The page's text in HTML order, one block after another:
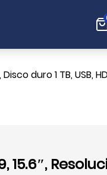
duro 1 TB, USB,
15.6″,